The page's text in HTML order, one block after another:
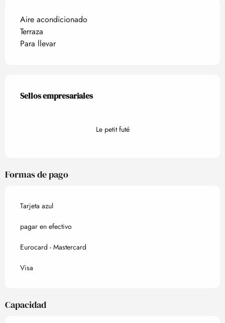
Aire acondicionado
Terraza
Para llevar
Oferta de prestaciones
Sellos empresariales
Sellos empresariales
Le petit futé
Formas de pago
Tarjeta azul
pagar en efectivo
Eurocard - Mastercard
Visa
Capacidad